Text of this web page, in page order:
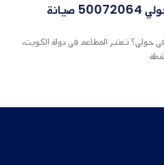
صيانة شفاطات مطاعم في حولي 50072064 صيانة
تعتبر المطاعم في دولة الكويت،